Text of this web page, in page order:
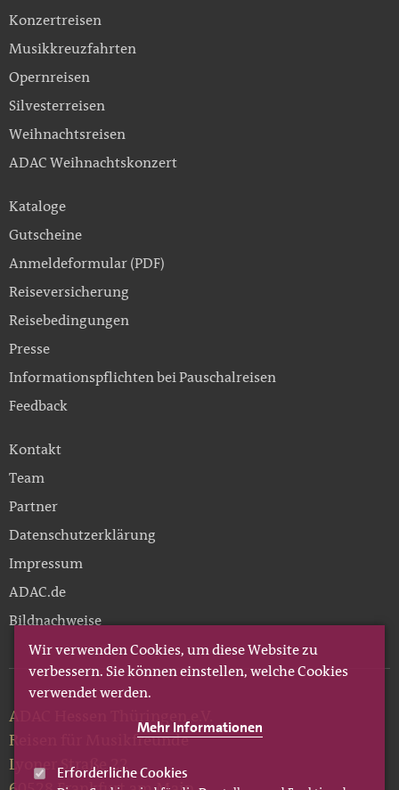
Konzertreisen
Musikkreuzfahrten
Opernreisen
Silvesterreisen
Weihnachtsreisen
ADAC Weihnachtskonzert
Kataloge
Gutscheine
Anmeldeformular (PDF)
Reiseversicherung
Reisebedingungen
Presse
Informationspflichten bei Pauschalreisen
Feedback
Kontakt
Team
Partner
Datenschutzerklärung
Impressum
ADAC.de
Bildnachweise
ADAC Hessen Thüringen e.V.
Reisen für Musikfreunde
Lyoner Straße 22
Wir verwenden Cookies, um diese Website zu
verbessern. Sie können einstellen, welche Cookies
verwendet werden.
Mehr Informationen
Erforderliche Cookies